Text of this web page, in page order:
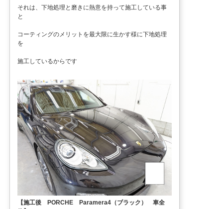
それは、下地処理と磨きに熱意を持って施工している事
と
コーティングのメリットを最大限に生かす様に下地処理
を
施工しているからです
【施工後 PORCHE Paramera4（ブラック） 車全